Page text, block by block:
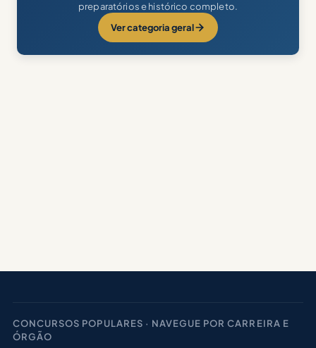
preparatórios e histórico completo.
Ver categoria geral
CONCURSOS POPULARES · NAVEGUE POR CARREIRA E
ÓRGÃO